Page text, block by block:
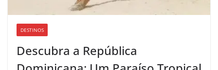
DESTINOS
Descubra a República